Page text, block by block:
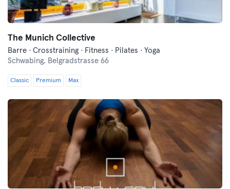
The Munich Collective
Barre · Crosstraining · Fitness · Pilates · Yoga
Schwabing, Belgradstrasse 66
Classic Premium Max